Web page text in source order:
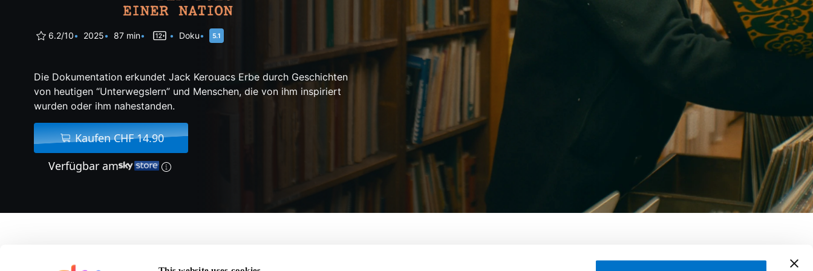
6.2/10 2025 87 min Doku
Die Dokumentation erkundet Jack Kerouacs Erbe durch Geschichten
von heutigen “Unterwegslern” und Menschen, die von ihm inspiriert
wurden oder ihm nahestanden.
Kaufen CHF 14.90
Verfügbar am